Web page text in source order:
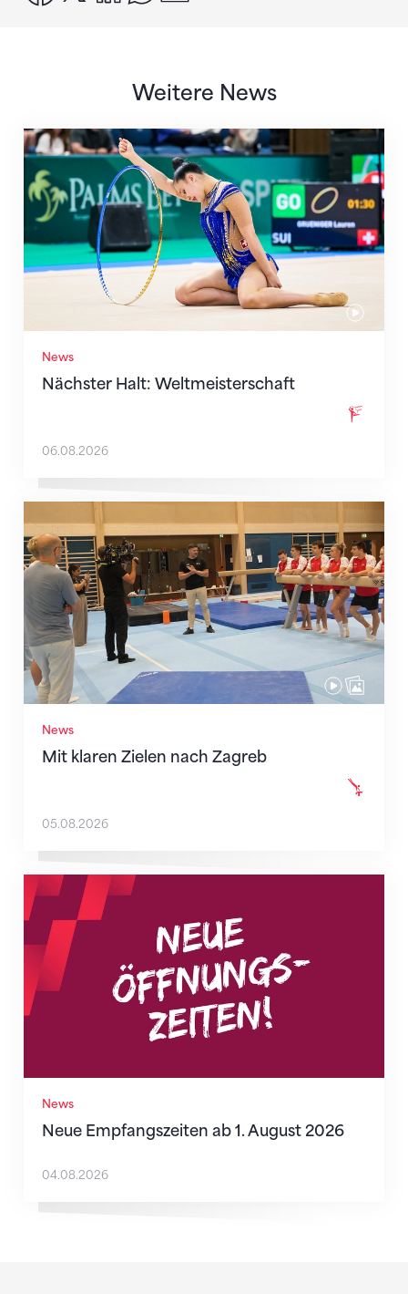
Weitere News
News
Nächster Halt: Weltmeisterschaft
Nächster Halt: Weltmeisterschaft
06.08.2026
News
Mit klaren Zielen nach Zagreb
Mit klaren Zielen nach Zagreb
05.08.2026
News
Neue Empfangszeiten ab 1. August 2026
Neue Empfangszeiten ab 1. August 2026
04.08.2026